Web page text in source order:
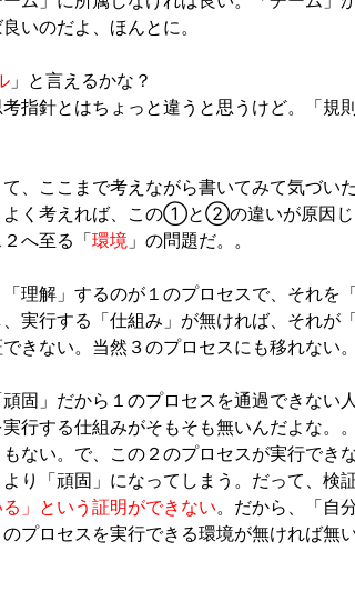
いのだよ、ほんとに。
」と言えるかな？
指針とはちょっと違うと思うけど。「規
て、ここまで考えながら書いてみて気づい
よく考えれば、この①と②の違いが原因じ
へ至る「環境 」の問題だ。。
理解」するのが１のプロセスで、それを
実行する「仕組み」が無ければ、それが
きない。当然３のプロセスにも移れない。
固」だから１のプロセスを通過できない
行する仕組みがそもそも無いんだよな。
ない。で、この２のプロセスが実行でき
り「頑固」になってしまう。だって、検
」という証明ができない。だから、「自
プロセスを実行できる環境が無ければ無